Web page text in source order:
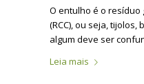
O entulho é o resíduo
(RCC), ou seja,
algum deve ser
Leia mais